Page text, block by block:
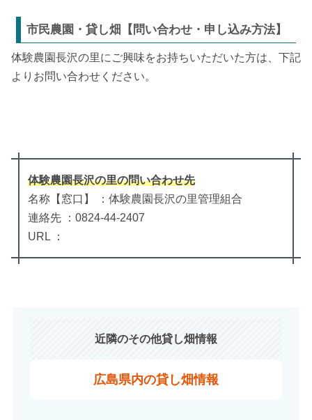
市民農園・貸し畑【問い合わせ・申し込み方法】
体験農園長沢の里にご興味をお持ちいただいた方は、下記
よりお問い合わせください。
体験農園長沢の里の問い合わせ先
名称【窓口】 ：体験農園長沢の里管理組合
連絡先 ：0824-44-2407
URL ：
近隣のその他貸し畑情報
広島県内の貸し畑情報